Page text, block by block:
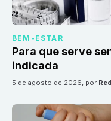
BEM-ESTAR
Para que serve
indicada
5 de agosto de 2026, por